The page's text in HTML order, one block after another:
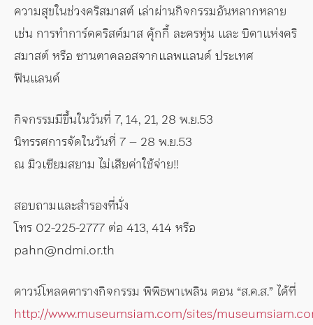
ความสุขในช่วงคริสมาสต์ เล่าผ่านกิจกรรมอันหลากหลาย
เช่น การทำการ์ดคริสต์มาส คุ้กกี้ ละครหุ่น และ บิดาแห่งคริ
สมาสต์ หรือ ซานตาคลอสจากแลพแลนด์ ประเทศ
ฟินแลนด์
กิจกรรมมีขึ้นในวันที่ 7, 14, 21, 28 พ.ย.53
นิทรรศการจัดในวันที่ 7 – 28 พ.ย.53
ณ มิวเซียมสยาม ไม่เสียค่าใช้จ่าย!!
สอบถามและสำรองที่นั่ง
โทร 02-225-2777 ต่อ 413, 414 หรือ
pahn@ndmi.or.th
ดาวน์โหลดตารางกิจกรรม พิพิธพาเพลิน ตอน “ส.ค.ส.” ได้ที่
http://www.museumsiam.com/sites/